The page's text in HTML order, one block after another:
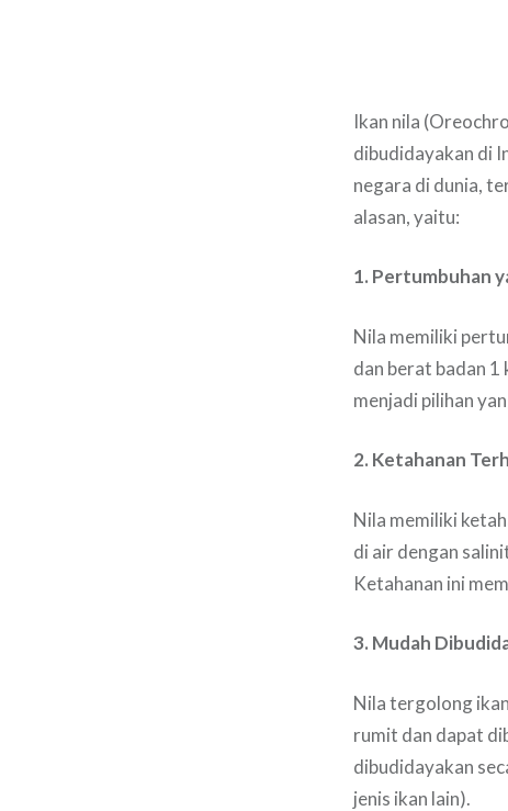
Ikan nila
dibudidayakan di
negara di dunia,
alasan, yaitu:
1. Pertumbuhan
Nila memiliki
dan berat badan 1
menjadi pilihan
2. Ketahanan
Nila memiliki
di air dengan
Ketahanan ini
3. Mudah
Nila tergolong
rumit dan dapat
dibudidayakan
jenis ikan lain).